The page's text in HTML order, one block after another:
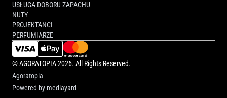
USŁUGA DOBORU ZAPACHU
NUTY
PROJEKTANCI
PERFUMIARZE
©AGORATOPIA2026. All Rights Reserved.
Agoratopia
Powered by mediayard